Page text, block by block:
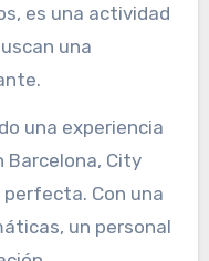
es una actividad
una
una experiencia
Barcelona, City
perfecta. Con una
un personal